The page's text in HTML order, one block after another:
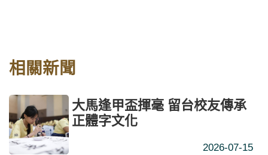
相關新聞
大馬逢甲盃揮毫 留台校友傳承
正體字文化
2026-07-15